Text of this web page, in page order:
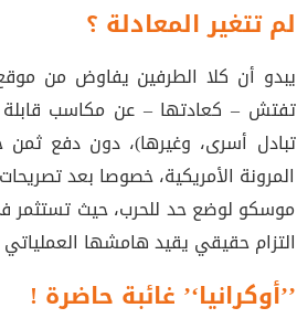
لم تتغير المعادلة ؟
يبدو أن كلا الطرفين يفاوض من
تفتش – كعادتها – عن مكاسب قابلة
تبادل أسرى، وغيرها)، دون دفع
المرونة الأمريكية، خصوصا بعد
موسكو لوضع حد للحرب، حيث تستثمر في
التزام حقيقي يقيد هامشها
! أوكرانيا‘’ غائبة حاضرة ’’